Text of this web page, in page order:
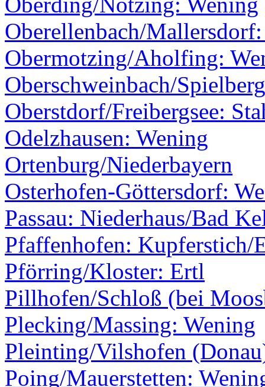
Oberellenbach/
Obermotzing/Aholfing:
Oberschweinbach/
Oberstdorf/Freibergsee:
Odelzhausen: Wening
Ortenburg/Niederbayern
Osterhofen-Göttersdorf:
Passau: Niederhaus/Bad
Pfaffenhofen: Kupferstich/
Pförring/Kloster: Ertl
Pillhofen/Schloß (bei
Plecking/Massing: Wening
Pleinting/Vilshofen
Poing/Mauerstetten: